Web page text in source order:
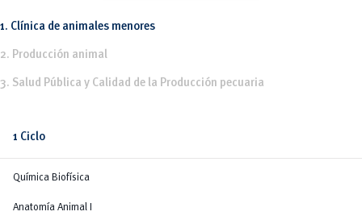
1. Clínica de animales menores
2. Producción animal
3. Salud Pública y Calidad de la Producción pecuaria
1 Ciclo
Química Biofísica
Anatomía Animal I